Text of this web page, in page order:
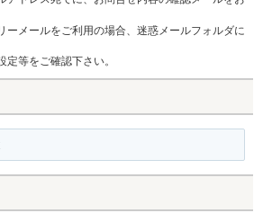
ーメールをご利用の場合、迷惑メールフォルダに
等をご確認下さい。